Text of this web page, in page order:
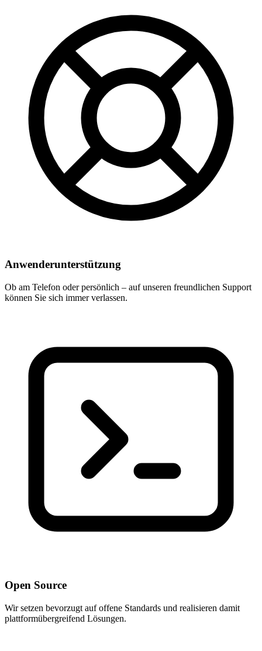
Anwenderunterstützung
Ob am Telefon oder persönlich – auf unseren freundlichen Support
können Sie sich immer verlassen.
Open Source
Wir setzen bevorzugt auf offene Standards und realisieren damit
plattformübergreifend Lösungen.